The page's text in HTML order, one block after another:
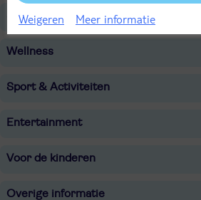
Strand
Wellness
Sport & Activiteiten
Entertainment
Voor de kinderen
Overige informatie
Weigeren Meer informatie